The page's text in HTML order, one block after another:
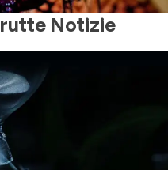
Notizie